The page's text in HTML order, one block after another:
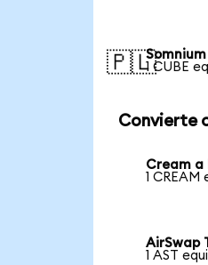
🇵🇱1 CUBE
Convierte
Cream a
1 CREAM
AirSwap
1 AST